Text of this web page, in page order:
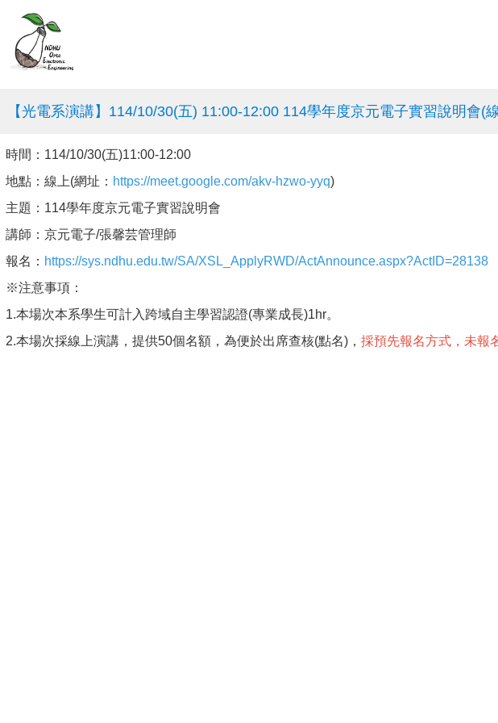
【光電系演講】114/10/30(五) 11:00-12:00 114學年度京元電子實習說明會(
時間：114/10/30(五)11:00-12:00
地點：線上(網址： https://meet.google.com/akv-hzwo-yyq)
主題：114學年度京元電子實習說明會
講師：京元電子/張馨芸管理師
報名： https://sys.ndhu.edu.tw/SA/XSL_ApplyRWD/ActAnnounce.aspx?ActID=28138
※注意事項：
1.本場次本系學生可計入跨域自主學習認證(專業成長)1hr。
2.本場次採線上演講，提供50個名額，為便於出席查核(點名)， 採預先報名方式，未報